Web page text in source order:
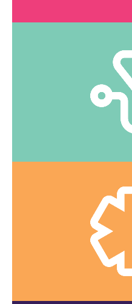
Voyez la liste
Voyez quelles sont les